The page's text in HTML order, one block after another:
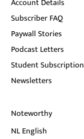
Account Details
Subscriber FAQ
Paywall Stories
Podcast Letters
Student Subscription
Newsletters
Noteworthy
NL English